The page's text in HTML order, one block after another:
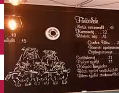
Închirieri auto
Închirieri de biciclete